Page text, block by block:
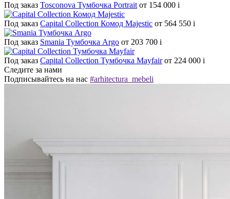
Под заказ Tosconova Тумбочка Portrait от 154 000 i
Под заказ Capital Collection Комод Majestic от 564 550 i
Под заказ Smania Тумбочка Argo от 203 700 i
Под заказ Capital Collection Тумбочка Mayfair от 224 000 i
Следите за нами
Подписывайтесь на нас #arhitectura_mebeli